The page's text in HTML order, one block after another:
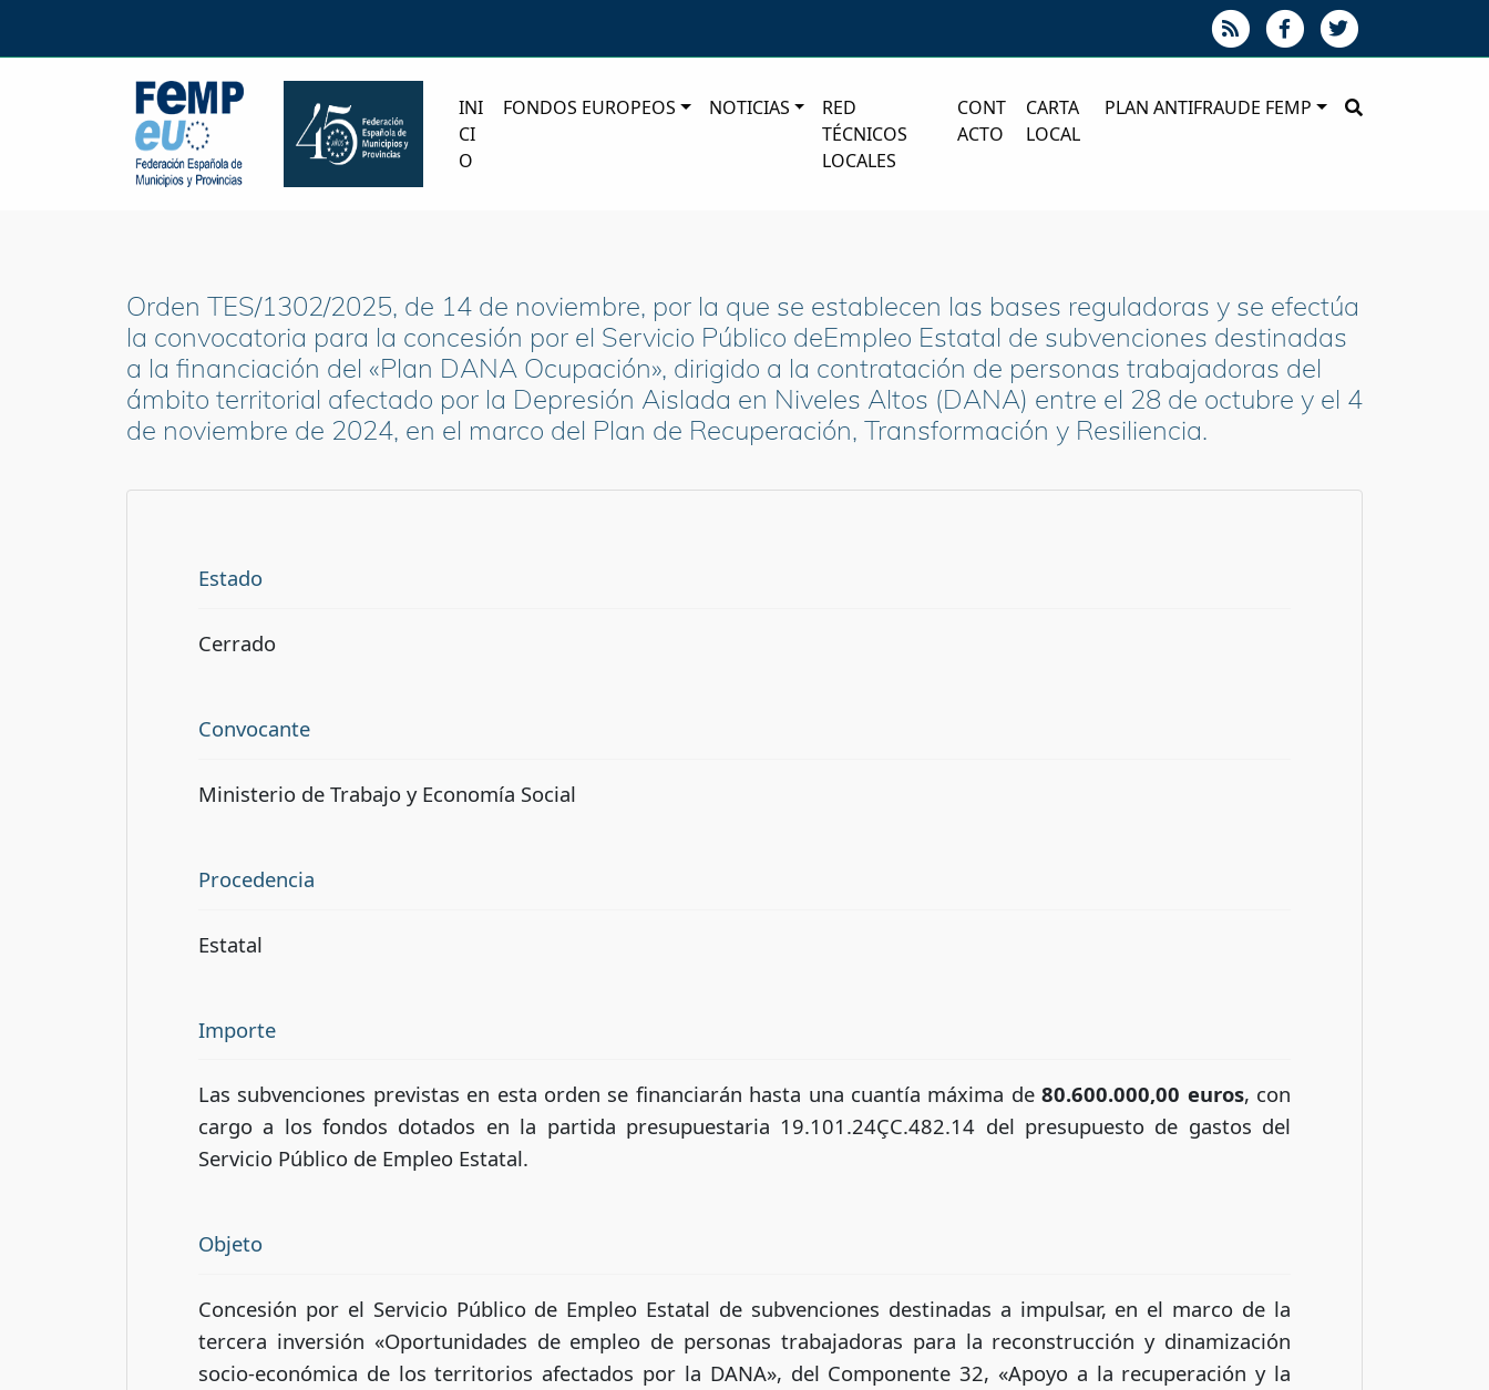
INI
CI
O
FONDOS EUROPEOS NOTICIAS
RED
TÉCNICOS
LOCALES
CONT
ACTO
CARTA
LOCAL
PLAN ANTIFRAUDE FEMP
Orden TES/1302/2025, de 14 de noviembre, por la que se establecen las bases reguladoras y se efectúa
la convocatoria para la concesión por el Servicio Público deEmpleo Estatal de subvenciones destinadas
a la financiación del «Plan DANA Ocupación», dirigido a la contratación de personas trabajadoras del
ámbito territorial afectado por la Depresión Aislada en Niveles Altos (DANA) entre el 28 de octubre y el 4
de noviembre de 2024, en el marco del Plan de Recuperación, Transformación y Resiliencia.
Estado
Cerrado
Convocante
Ministerio de Trabajo y Economía Social
Procedencia
Estatal
Importe
Las subvenciones previstas en esta orden se financiarán hasta una cuantía máxima de80.600.000,00 euros, con
cargo a los fondos dotados en la partida presupuestaria 19.101.24ÇC.482.14 del presupuesto de gastos del
Servicio Público de Empleo Estatal.
Objeto
Concesión por el Servicio Público de Empleo Estatal de subvenciones destinadas a impulsar, en el marco de la
tercera inversión «Oportunidades de empleo de personas trabajadoras para la reconstrucción y dinamización
socio-económica de los territorios afectados por la DANA», del Componente 32, «Apoyo a la recuperación y la